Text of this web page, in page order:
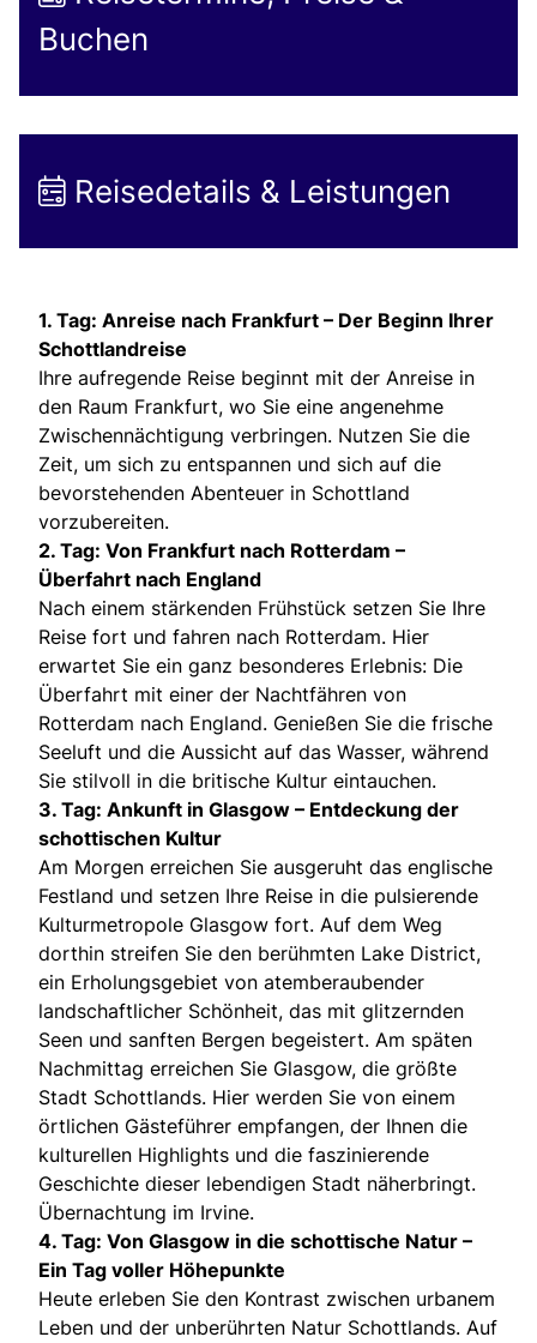
Buchen
Reisedetails & Leistungen
1. Tag: Anreise nach Frankfurt – Der Beginn Ihrer
Schottlandreise
Ihre aufregende Reise beginnt mit der Anreise in
den Raum Frankfurt, wo Sie eine angenehme
Zwischennächtigung verbringen. Nutzen Sie die
Zeit, um sich zu entspannen und sich auf die
bevorstehenden Abenteuer in Schottland
vorzubereiten.
2. Tag: Von Frankfurt nach Rotterdam –
Überfahrt nach England
Nach einem stärkenden Frühstück setzen Sie Ihre
Reise fort und fahren nach Rotterdam. Hier
erwartet Sie ein ganz besonderes Erlebnis: Die
Überfahrt mit einer der Nachtfähren von
Rotterdam nach England. Genießen Sie die frische
Seeluft und die Aussicht auf das Wasser, während
Sie stilvoll in die britische Kultur eintauchen.
3. Tag: Ankunft in Glasgow – Entdeckung der
schottischen Kultur
Am Morgen erreichen Sie ausgeruht das englische
Festland und setzen Ihre Reise in die pulsierende
Kulturmetropole Glasgow fort. Auf dem Weg
dorthin streifen Sie den berühmten Lake District,
ein Erholungsgebiet von atemberaubender
landschaftlicher Schönheit, das mit glitzernden
Seen und sanften Bergen begeistert. Am späten
Nachmittag erreichen Sie Glasgow, die größte
Stadt Schottlands. Hier werden Sie von einem
örtlichen Gästeführer empfangen, der Ihnen die
kulturellen Highlights und die faszinierende
Geschichte dieser lebendigen Stadt näherbringt.
Übernachtung im Irvine.
4. Tag: Von Glasgow in die schottische Natur –
Ein Tag voller Höhepunkte
Heute erleben Sie den Kontrast zwischen urbanem
Leben und der unberührten Natur Schottlands. Auf